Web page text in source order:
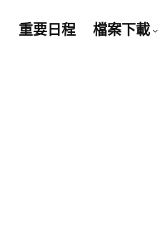
重要日程 檔案下載